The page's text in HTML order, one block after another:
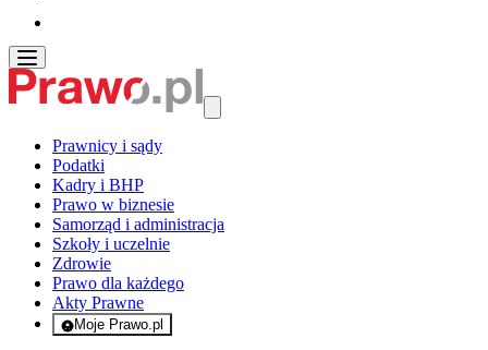
Prawnicy i sądy
Podatki
Kadry i BHP
Prawo w biznesie
Samorząd i administracja
Szkoły i uczelnie
Zdrowie
Prawo dla każdego
Akty Prawne
Moje Prawo.pl
- rejestracja i logowanie do serwisu